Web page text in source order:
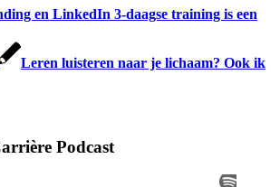
en LinkedIn 3-daagse training is een
Leren luisteren naar je lichaam? Ook ik
Podcast